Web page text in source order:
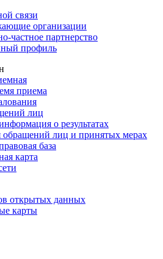
связи
организации
частное партнерство
профиль
приема
лиц
о результатах
обращений лиц и принятых мерах
база
карта
открытых данных
карты